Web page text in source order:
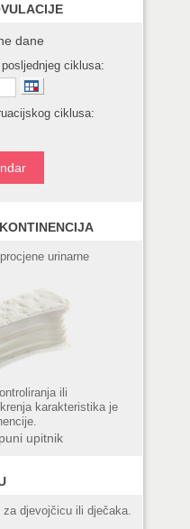
dane
ciklusa:
ciklusa:
urinarne
ili
karakteristika je
upitnik
djevojčicu ili dječaka.